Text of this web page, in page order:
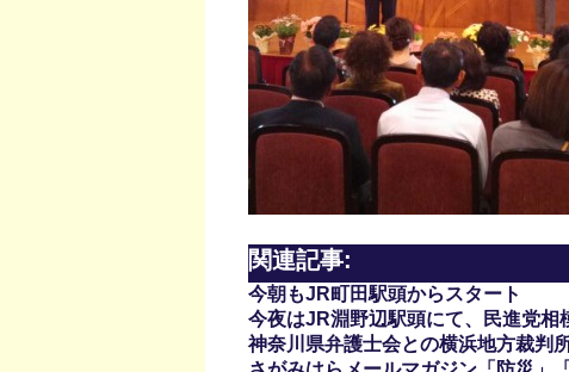
関連記事:
今朝もJR町田駅頭からスタート
今夜はJR淵野辺駅頭にて、民進党相
神奈川県弁護士会との横浜地方裁判